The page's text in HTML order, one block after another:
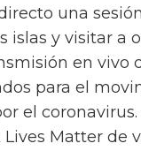
una
islas y visitar a
en vivo
para el
el
Matter de